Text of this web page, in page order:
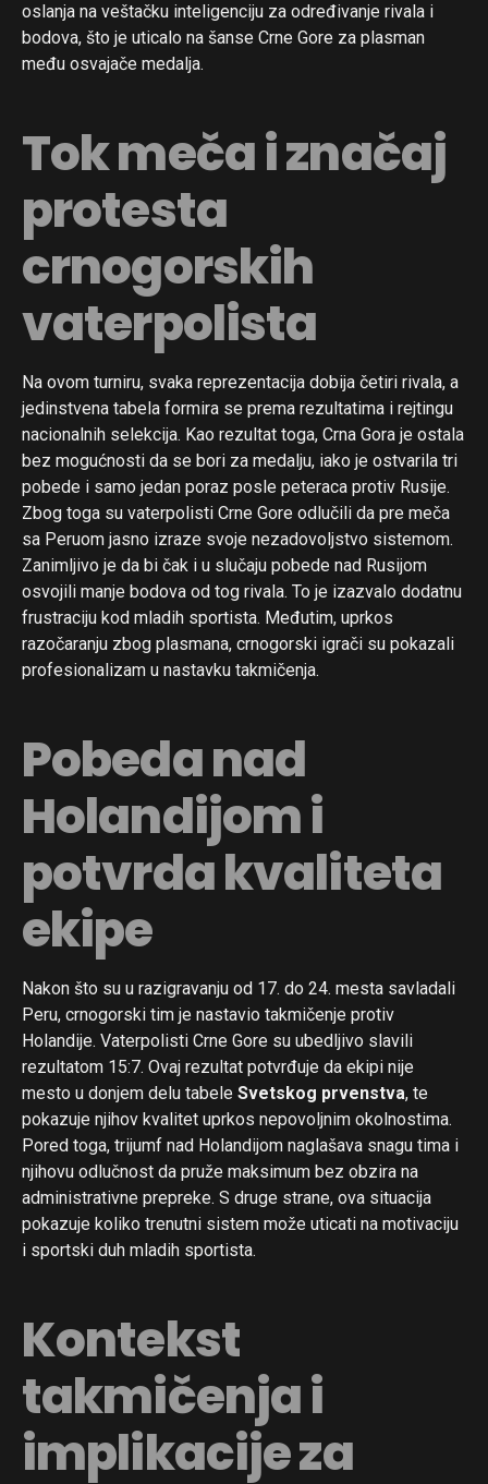
oslanja na veštačku inteligenciju za određivanje rivala i
bodova, što je uticalo na šanse Crne Gore za plasman
među osvajače medalja.
Tok meča i značaj
protesta
crnogorskih
vaterpolista
Na ovom turniru, svaka reprezentacija dobija četiri rivala, a
jedinstvena tabela formira se prema rezultatima i rejtingu
nacionalnih selekcija. Kao rezultat toga, Crna Gora je ostala
bez mogućnosti da se bori za medalju, iako je ostvarila tri
pobede i samo jedan poraz posle peteraca protiv Rusije.
Zbog toga su vaterpolisti Crne Gore odlučili da pre meča
sa Peruom jasno izraze svoje nezadovoljstvo sistemom.
Zanimljivo je da bi čak i u slučaju pobede nad Rusijom
osvojili manje bodova od tog rivala. To je izazvalo dodatnu
frustraciju kod mladih sportista. Međutim, uprkos
razočaranju zbog plasmana, crnogorski igrači su pokazali
profesionalizam u nastavku takmičenja.
Pobeda nad
Holandijom i
potvrda kvaliteta
ekipe
Nakon što su u razigravanju od 17. do 24. mesta savladali
Peru, crnogorski tim je nastavio takmičenje protiv
Holandije. Vaterpolisti Crne Gore su ubedljivo slavili
rezultatom 15:7. Ovaj rezultat potvrđuje da ekipi nije
mesto u donjem delu tabele Svetskog prvenstva, te
pokazuje njihov kvalitet uprkos nepovoljnim okolnostima.
Pored toga, trijumf nad Holandijom naglašava snagu tima i
njihovu odlučnost da pruže maksimum bez obzira na
administrativne prepreke. S druge strane, ova situacija
pokazuje koliko trenutni sistem može uticati na motivaciju
i sportski duh mladih sportista.
Kontekst
takmičenja i
implikacije za